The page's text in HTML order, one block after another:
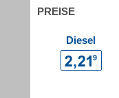
PREISE
Diesel